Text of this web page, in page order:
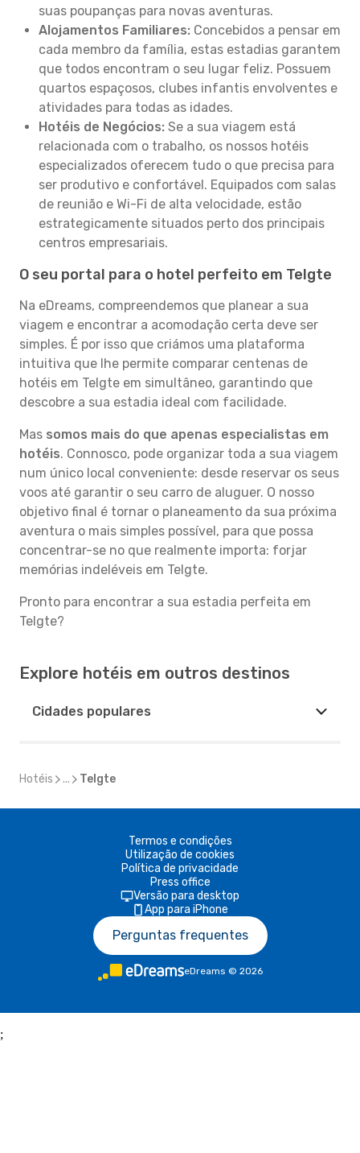
suas poupanças para novas aventuras.
Alojamentos Familiares: Concebidos a pensar em
cada membro da família, estas estadias garantem
que todos encontram o seu lugar feliz. Possuem
quartos espaçosos, clubes infantis envolventes e
atividades para todas as idades.
Hotéis de Negócios: Se a sua viagem está
relacionada com o trabalho, os nossos hotéis
especializados oferecem tudo o que precisa para
ser produtivo e confortável. Equipados com salas
de reunião e Wi-Fi de alta velocidade, estão
estrategicamente situados perto dos principais
centros empresariais.
O seu portal para o hotel perfeito em Telgte
Na eDreams, compreendemos que planear a sua
viagem e encontrar a acomodação certa deve ser
simples. É por isso que criámos uma plataforma
intuitiva que lhe permite comparar centenas de
hotéis em Telgte em simultâneo, garantindo que
descobre a sua estadia ideal com facilidade.
Mas somos mais do que apenas especialistas em
hotéis. Connosco, pode organizar toda a sua viagem
num único local conveniente: desde reservar os seus
voos até garantir o seu carro de aluguer. O nosso
objetivo final é tornar o planeamento da sua próxima
aventura o mais simples possível, para que possa
concentrar-se no que realmente importa: forjar
memórias indeléveis em Telgte.
Pronto para encontrar a sua estadia perfeita em
Telgte?
Explore hotéis em outros destinos
Cidades populares
Hotéis ... Telgte
Termos e condições
Utilização de cookies
Política de privacidade
Press office
Versão para desktop
App para iPhone
Perguntas frequentes
eDreams © 2026
;